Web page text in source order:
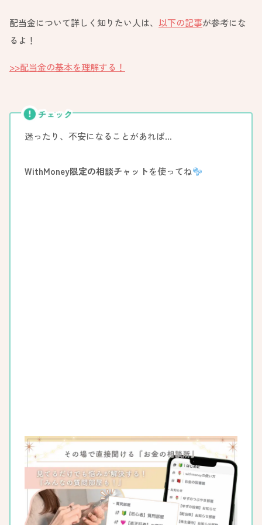
配当金について詳しく知りたい人は、 以下の記事が参考にな
るよ！
>>配当金の基本を理解する！
迷ったり、不安になることがあれば…
WithMoney限定の相談チャットを使ってね